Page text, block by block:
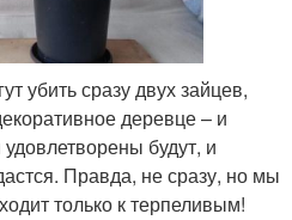
убить сразу двух зайцев,
деревце – и
будут, и
Правда, не сразу, но мы
только к терпеливым!